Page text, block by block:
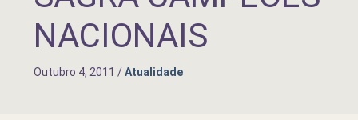
NACIONAIS
Outubro 4, 2011 /Atualidade